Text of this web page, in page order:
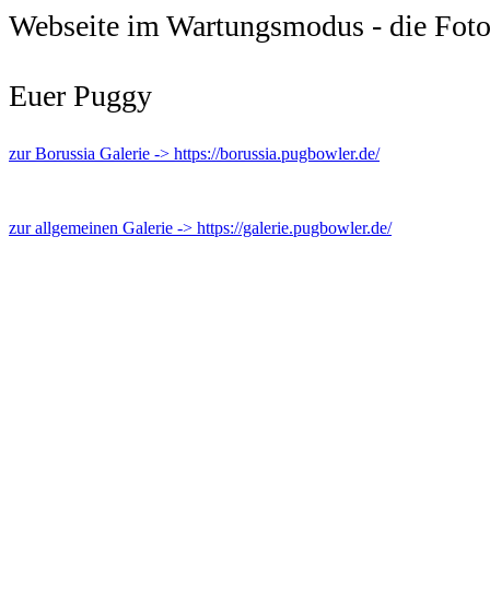
Webseite im Wartungsmodus - die
Euer Puggy
zur Borussia Galerie -> https://borussia.pugbowler.de/
zur allgemeinen Galerie -> https://galerie.pugbowler.de/